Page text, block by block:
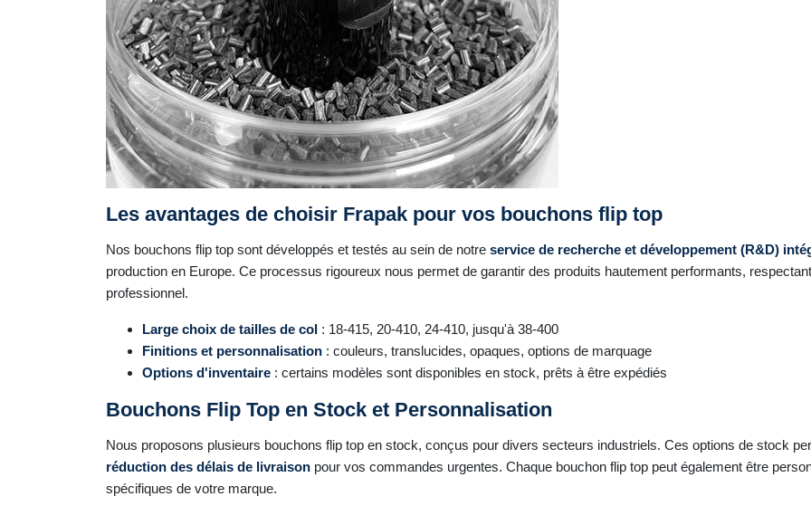
Les avantages de choisir Frapak pour vos bouchons flip top
Nos bouchons flip top sont développés et testés au sein de notre service de recherche et développement (R&D)
production en Europe. Ce processus rigoureux nous permet de garantir des produits hautement performants,
professionnel.
Large choix de tailles de col : 18-415, 20-410, 24-410, jusqu'à 38-400
Finitions et personnalisation : couleurs, translucides, opaques, options de marquage
Options d'inventaire : certains modèles sont disponibles en stock, prêts à être expédiés
Bouchons Flip Top en Stock et Personnalisation
Nous proposons plusieurs bouchons flip top en stock, conçus pour divers secteurs industriels. Ces options de stock
réduction des délais de livraison pour vos commandes urgentes. Chaque bouchon flip top peut également être
spécifiques de votre marque.